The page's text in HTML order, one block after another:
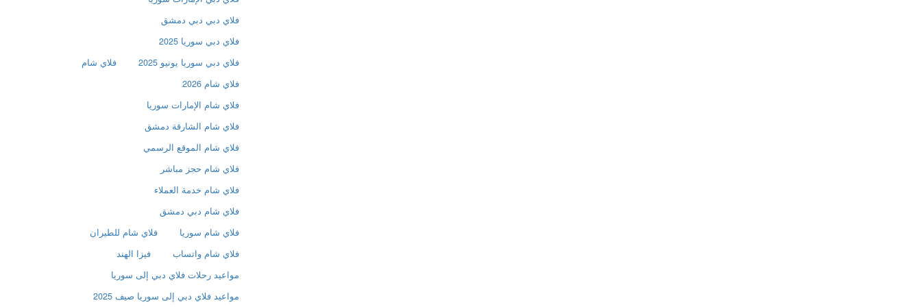
فلاي دبي دبي دمشق
فلاي دبي سوريا 2025
فلاي دبي سوريا يونيو 2025
فلاي شام
فلاي شام 2026
فلاي شام الإمارات سوريا
فلاي شام الشارقة دمشق
فلاي شام الموقع الرسمي
فلاي شام حجز مباشر
فلاي شام خدمة العملاء
فلاي شام دبي دمشق
فلاي شام سوريا
فلاي شام للطيران
فلاي شام واتساب
فيزا الهند
مواعيد رحلات فلاي دبي إلى سوريا
مواعيد فلاي دبي إلى سوريا صيف 2025